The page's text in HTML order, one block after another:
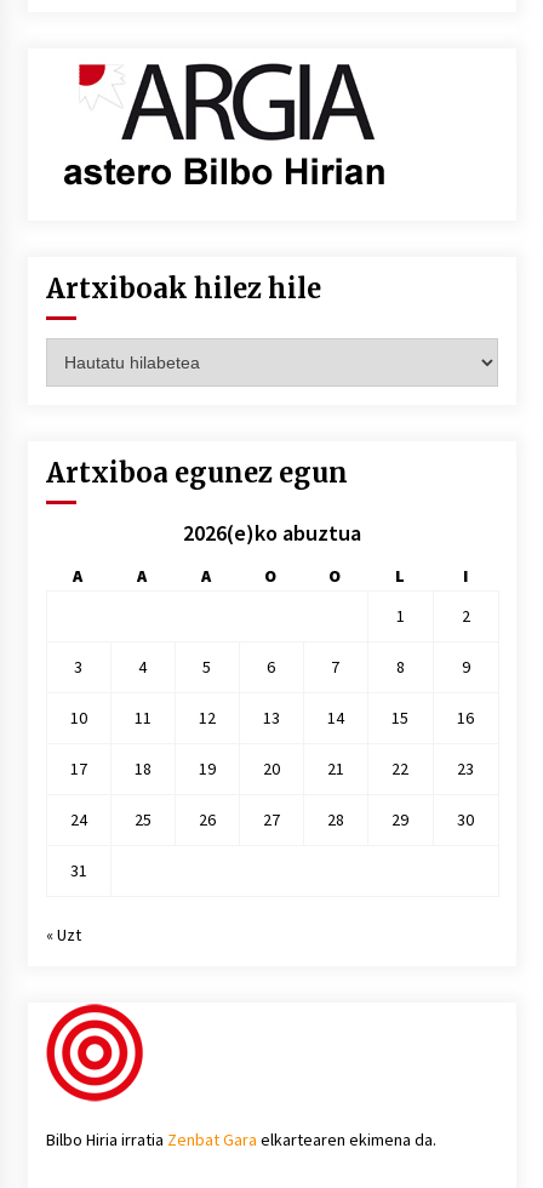
Artxiboak hilez hile
hilez
Artxiboa egunez egun
2026(e)ko abuztua
A A A O O L
I
1
2
3 4 5 6 7 8 9
10 11 12 13 14 15 16
17 18 19 20 21 22 23
24 25 26 27 28 29 30
31
« Uzt
Bilbo Hiria irratia Zenbat Gara elkartearen ekimena da.